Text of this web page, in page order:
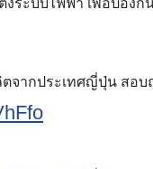
ะบบไฟฟ้า เพื่อป้อง
ตจากประเทศญี่ปุ่น สอ